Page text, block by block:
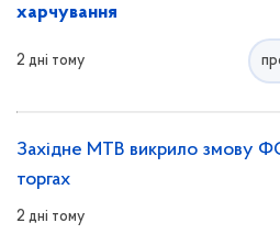
харчування
2 дні тому
Західне МТВ викрило змову
торгах
2 дні тому